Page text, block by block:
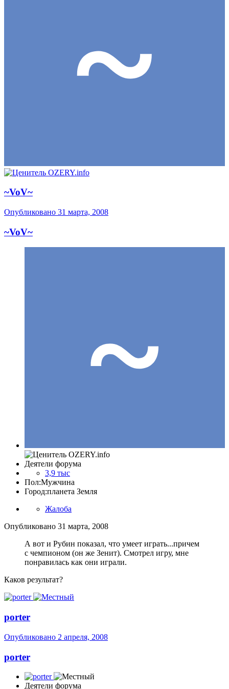
~VoV~
Опубликовано 31 марта, 2008
~VoV~
Деятели форума
3,9 тыс
Пол:Мужчина
Город:планета Земля
Жалоба
Опубликовано 31 марта, 2008
А вот и Рубин показал, что умеет играть...причем
с чемпионом (он же Зенит). Смотрел игру, мне
понравилась как они играли.
Каков результат?
porter
Опубликовано 2 апреля, 2008
porter
Деятели форума